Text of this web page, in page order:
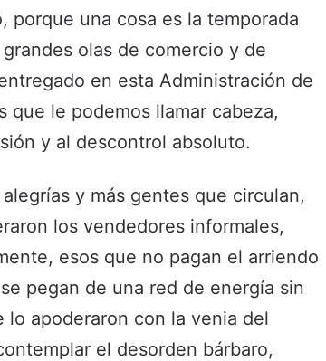
porque una cosa es la temporada
olas de comercio y de
en esta Administración de
que le podemos llamar cabeza,
y al descontrol absoluto.
y más gentes que circulan,
los vendedores informales,
esos que no pagan el arriendo
pegan de una red de energía sin
apoderaron con la venia del
el desorden bárbaro,